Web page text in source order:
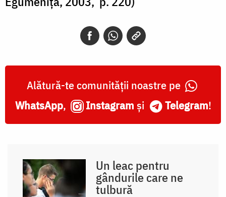
Alătură-te comunității noastre pe
WhatsApp, Instagram și Telegram!
Un leac pentru
gândurile care ne
tulbură